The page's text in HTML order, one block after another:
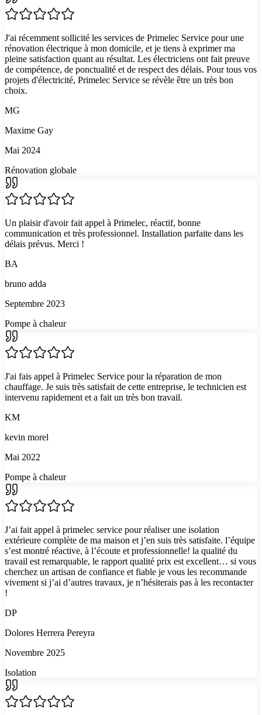
J'ai récemment sollicité les services de Primelec Service pour une
rénovation électrique à mon domicile, et je tiens à exprimer ma
pleine satisfaction quant au résultat. Les électriciens ont fait preuve
de compétence, de ponctualité et de respect des délais. Pour tous vos
projets d'électricité, Primelec Service se révèle être un très bon
choix.
MG
Maxime Gay
Mai 2024
Rénovation globale
Un plaisir d'avoir fait appel à Primelec, réactif, bonne
communication et très professionnel. Installation parfaite dans les
délais prévus. Merci !
BA
bruno adda
Septembre 2023
Pompe à chaleur
J'ai fais appel à Primelec Service pour la réparation de mon
chauffage. Je suis très satisfait de cette entreprise, le technicien est
intervenu rapidement et a fait un très bon travail.
KM
kevin morel
Mai 2022
Pompe à chaleur
J’ai fait appel à primelec service pour réaliser une isolation
extérieure complète de ma maison et j’en suis très satisfaite. l’équipe
s’est montré réactive, à l’écoute et professionnelle! la qualité du
travail est remarquable, le rapport qualité prix est excellent… si vous
cherchez un artisan de confiance et fiable je vous les recommande
vivement si j’ai d’autres travaux, je n’hésiterais pas à les recontacter
!
DP
Dolores Herrera Pereyra
Novembre 2025
Isolation